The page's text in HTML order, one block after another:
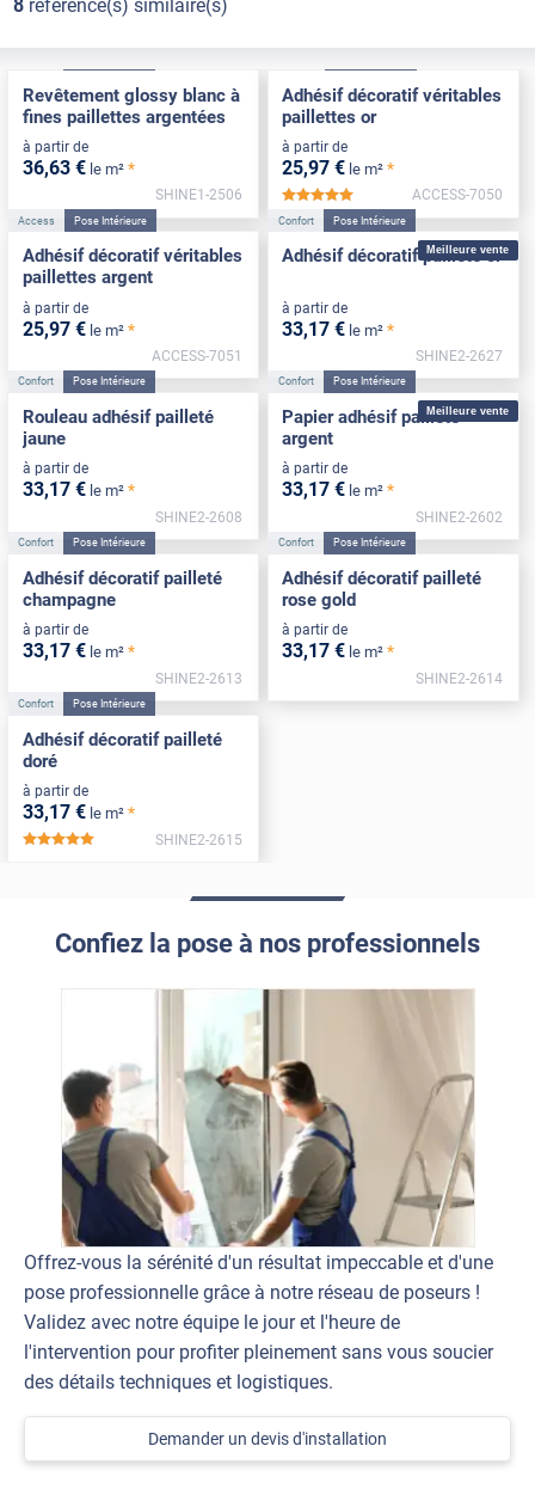
8référence(s) similaire(s)
Revêtement glossy blanc à
fines paillettes argentées
à partir de
36,63 € le m² *
SHINE1-2506
Adhésif décoratif véritables
paillettes or
à partir de
25,97 € le m² *
ACCESS-7050
Access Pose Intérieure
Adhésif décoratif véritables
paillettes argent
à partir de
25,97 € le m² *
ACCESS-7051
Meilleure vente
Confort Pose Intérieure
Adhésif décoratif pailleté or
à partir de
33,17 € le m² *
SHINE2-2627
Confort Pose Intérieure
Rouleau adhésif pailleté
jaune
à partir de
33,17 € le m² *
SHINE2-2608
Meilleure vente
Confort Pose Intérieure
Papier adhésif pailleté
argent
à partir de
33,17 € le m² *
SHINE2-2602
Confort Pose Intérieure
Adhésif décoratif pailleté
champagne
à partir de
33,17 € le m² *
SHINE2-2613
Confort Pose Intérieure
Adhésif décoratif pailleté
rose gold
à partir de
33,17 € le m² *
SHINE2-2614
Confort Pose Intérieure
Adhésif décoratif pailleté
doré
à partir de
33,17 € le m² *
*****
SHINE2-2615
Confiez la pose à nos professionnels
Offrez-vous la sérénité d'un résultat impeccable et d'une
pose professionnelle grâce à notre réseau de poseurs !
Validez avec notre équipe le jour et l'heure de
l'intervention pour profiter pleinement sans vous soucier
des détails techniques et logistiques.
Demander un devis d'installation